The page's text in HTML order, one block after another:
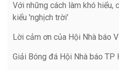
Với những cách làm khó hiểu,
kiểu 'nghịch trời'
Lời cảm ơn của Hội Nhà báo
Giải Bóng đá Hội Nhà báo